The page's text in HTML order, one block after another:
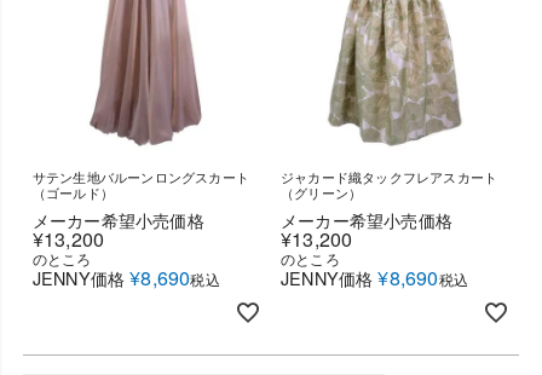
サテン生地バルーンロングスカート
（ゴールド）
メーカー希望小売価格
¥13,200
のところ
JENNY価格 ¥8,690税込
ジャカード織タックフレアスカート
（グリーン）
メーカー希望小売価格
¥13,200
のところ
JENNY価格 ¥8,690税込